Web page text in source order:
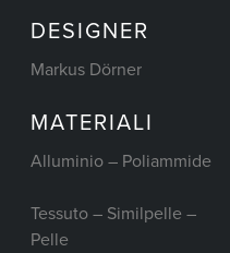
DESIGNER
Markus Dörner
MATERIALI
Alluminio – Poliammide
Tessuto – Similpelle –
Pelle